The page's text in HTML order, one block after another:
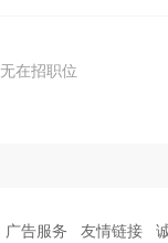
无在招职位
广告服务 友情链接